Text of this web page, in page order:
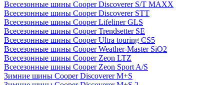
Всесезонные шины Cooper Discoverer S/T MAXX
Всесезонные шины Cooper Discoverer STT
Всесезонные шины Cooper Lifeliner GLS
Всесезонные шины Cooper Trendsetter SE
Всесезонные шины Cooper Ultra touring CS5
Всесезонные шины Cooper Weather-Master SiO2
Всесезонные шины Cooper Zeon LTZ
Всесезонные шины Cooper Zeon Sport A/S
Зимние шины Cooper Discoverer M+S